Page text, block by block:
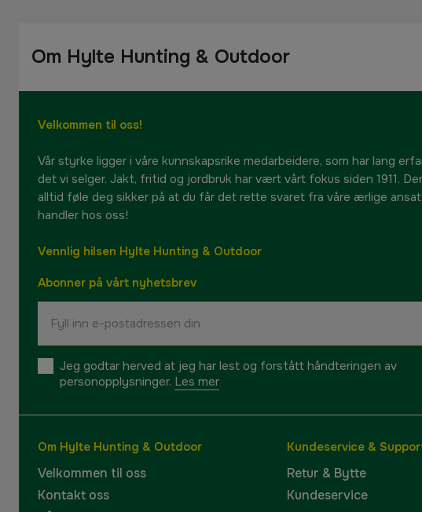
Om Hylte Hunting & Outdoor
Velkommen til oss!
Vår styrke ligger i våre kunnskapsrike medarbeidere, som har lang
det vi selger. Jakt, fritid og jordbruk har vært vårt fokus siden 1911.
alltid føle deg sikker på at du får det rette svaret fra våre ærlige
handler hos oss!
Vennlig hilsen Hylte Hunting & Outdoor
Abonner på vårt nyhetsbrev
Jeg godtar herved at jeg har lest og forstått håndteringen av
personopplysninger. Les mer
Om Hylte Hunting & Outdoor
Velkommen til oss
Kontakt oss
Kundeservice &
Retur & Bytte
Kundeservice